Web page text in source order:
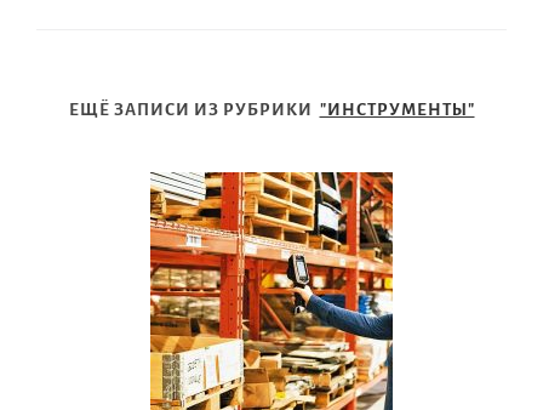
ЕЩЁ ЗАПИСИ ИЗ РУБРИКИ "ИНСТРУМЕНТЫ"